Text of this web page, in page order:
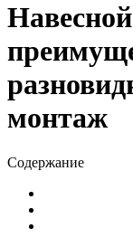
монтаж
Содержание